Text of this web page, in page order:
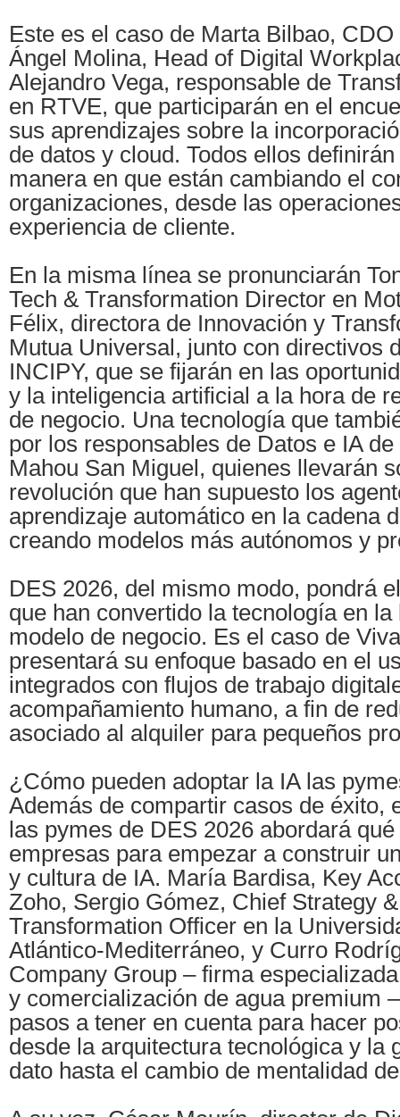
Este es el caso de Marta Bilbao,
Ángel Molina, Head of Digital
Alejandro Vega, responsable de
en RTVE, que participarán en el
sus aprendizajes sobre la
de datos y cloud. Todos ellos
manera en que están cambiando el
organizaciones, desde las
experiencia de cliente.
En la misma línea se pronunciarán
Tech & Transformation Director en
Félix, directora de Innovación y
Mutua Universal, junto con directivos
INCIPY, que se fijarán en las
y la inteligencia artificial a la hora de
de negocio. Una tecnología que
por los responsables de Datos e IA
Mahou San Miguel, quienes llevarán
revolución que han supuesto los
aprendizaje automático en la cadena
creando modelos más autónomos y
DES 2026, del mismo modo, pondrá
que han convertido la tecnología en la
modelo de negocio. Es el caso de
presentará su enfoque basado en el
integrados con flujos de trabajo
acompañamiento humano, a fin de
asociado al alquiler para pequeños
¿Cómo pueden adoptar la IA las
Además de compartir casos de éxito,
las pymes de DES 2026 abordará
empresas para empezar a construir
y cultura de IA. María Bardisa, Key
Zoho, Sergio Gómez, Chief Strategy
Transformation Officer en la
Atlántico-Mediterráneo, y Curro
Company Group – firma
y comercialización de agua premium
pasos a tener en cuenta para hacer
desde la arquitectura tecnológica y la
dato hasta el cambio de mentalidad